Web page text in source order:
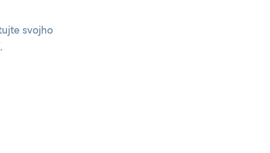
svojho
.